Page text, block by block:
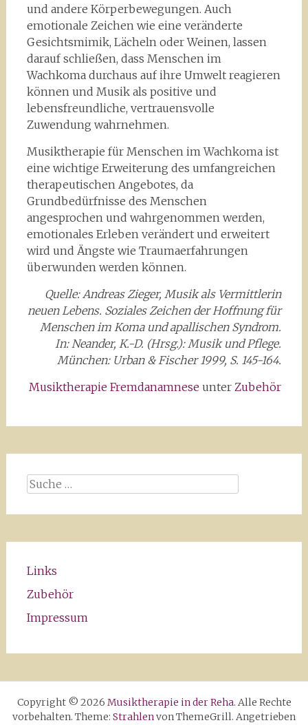
und andere Körperbewegungen. Auch
emotionale Zeichen wie eine veränderte
Gesichtsmimik, Lächeln oder Weinen, lassen
darauf schließen, dass Menschen im
Wachkoma durchaus auf ihre Umwelt reagieren
können und Musik als positive und
lebensfreundliche, vertrauensvolle
Zuwendung wahrnehmen.
Musiktherapie für Menschen im Wachkoma ist
eine wichtige Erweiterung des umfangreichen
therapeutischen Angebotes, da
Grundbedürfnisse des Menschen
angesprochen und wahrgenommen werden,
emotionales Erleben verändert und erweitert
wird und Ängste wie Traumaerfahrungen
überwunden werden können.
Quelle: Andreas Zieger, Musik als Vermittlerin
neuen Lebens. Soziales Zeichen der Hoffnung für
Menschen im Koma und apallischen Syndrom.
In: Neander, K.-D. (Hrsg.): Musik und Pflege.
München: Urban & Fischer 1999, S. 145-164.
Musiktherapie Fremdanamnese unterZubehör
Suche
Links
Zubehör
Impressum
Copyright © 2026 Musiktherapie in der Reha. Alle Rechte
vorbehalten. Theme: Strahlenvon ThemeGrill. Angetrieben